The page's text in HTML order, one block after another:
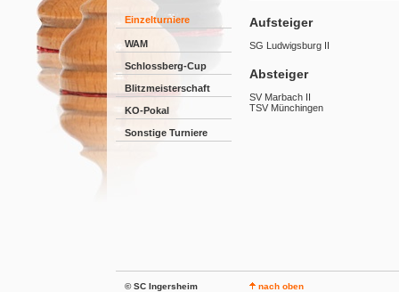
Einzelturniere
WAM
Schlossberg-Cup
Blitzmeisterschaft
KO-Pokal
Sonstige Turniere
Aufsteiger
SG Ludwigsburg II
Absteiger
SV Marbach II
TSV Münchingen
© SC Ingersheim nach oben